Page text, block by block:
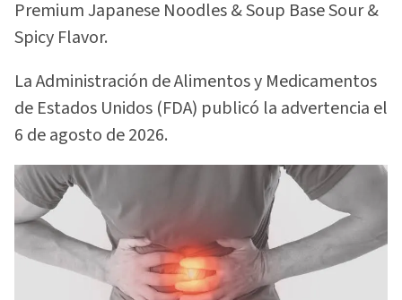
Premium Japanese Noodles & Soup Base Sour &
Spicy Flavor.
La Administración de Alimentos y Medicamentos
de Estados Unidos (FDA) publicó la advertencia el
6 de agosto de 2026.